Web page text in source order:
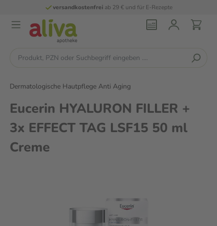
versandkostenfreiab 29 € und für E-Rezepte
Dermatologische Hautpflege Anti Aging
Eucerin HYALURON FILLER +
3x EFFECT TAG LSF15 50 ml
Creme